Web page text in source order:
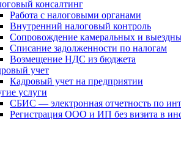
консалтинг
Работа с налоговыми органами
Внутренний налоговый контроль
Сопровождение камеральных и
Списание задолженности по налогам
Возмещение НДС из бюджета
учет
Кадровый учет на предприятии
услуги
СБИС — электронная отчетность по
Регистрация ООО и ИП без визита в